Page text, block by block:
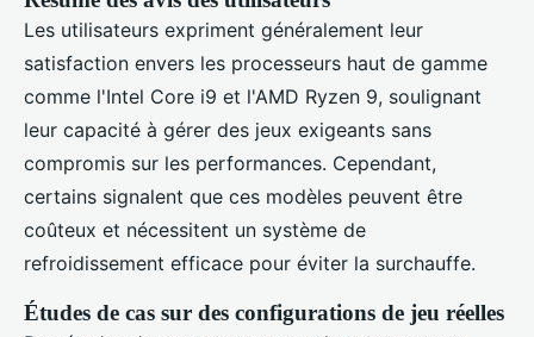
Les utilisateurs expriment généralement leur
satisfaction envers les processeurs haut de gamme
comme l'Intel Core i9 et l'AMD Ryzen 9, soulignant
leur capacité à gérer des jeux exigeants sans
compromis sur les performances. Cependant,
certains signalent que ces modèles peuvent être
coûteux et nécessitent un système de
refroidissement efficace pour éviter la surchauffe.
Études de cas sur des configurations de jeu réelles